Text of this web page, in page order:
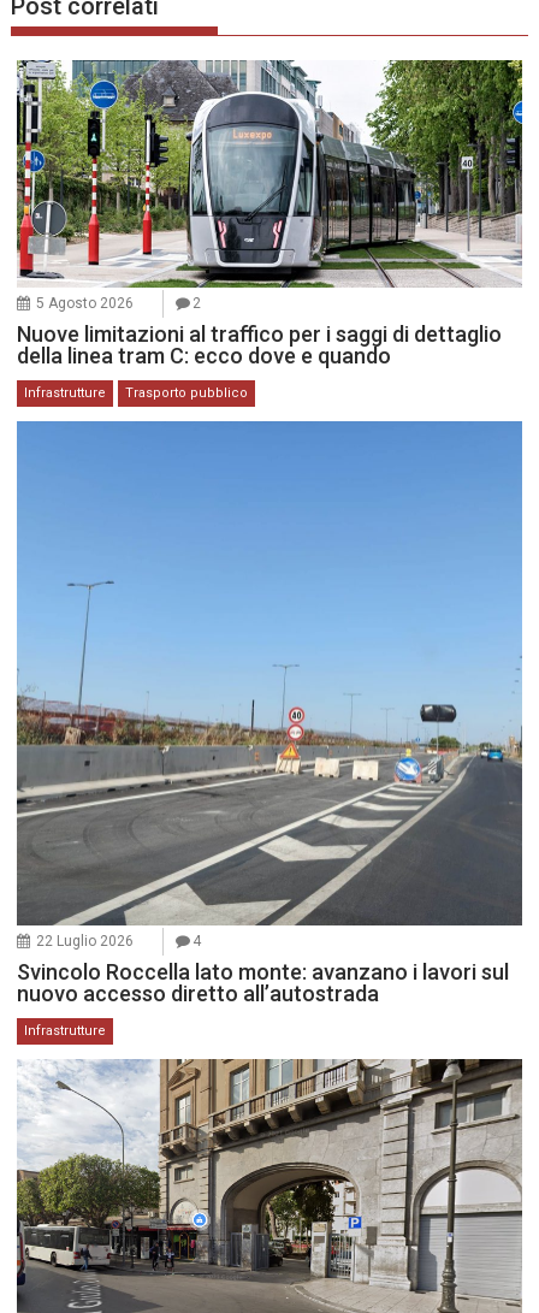
Post correlati
5 Agosto 2026 2
Nuove limitazioni al traffico per i saggi di dettaglio
della linea tram C: ecco dove e quando
Infrastrutture Trasporto pubblico
22 Luglio 2026 4
Svincolo Roccella lato monte: avanzano i lavori sul
nuovo accesso diretto all’autostrada
Infrastrutture